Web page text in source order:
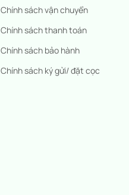
Chính sách vận chuyển
Chính sách thanh toán
Chính sách bảo hành
Chính sách ký gửi/ đặt cọc